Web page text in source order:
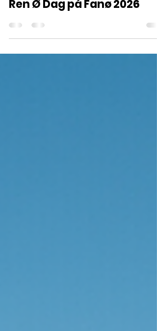
4. apr.
1 min læsning
Ren Ø Dag på Fanø 2026